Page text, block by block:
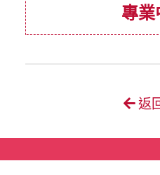
專業
返